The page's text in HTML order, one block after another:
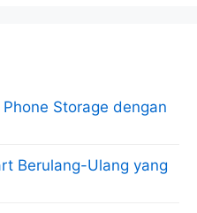
Storage dengan
Berulang-Ulang yang